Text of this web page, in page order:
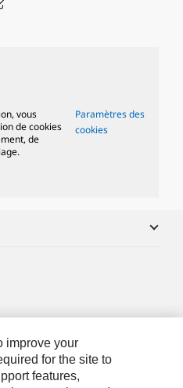
vous
de cookies
de
Paramètres des
cookies
improve your
for the site to
features,